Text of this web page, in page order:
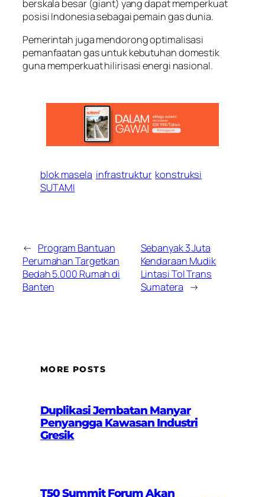
berskala besar (giant) yang dapat memperkuat
posisi Indonesia sebagai pemain gas dunia.
Pemerintah juga mendorong optimalisasi
pemanfaatan gas untuk kebutuhan domestik
guna memperkuat hilirisasi energi nasional.
blok masela infrastruktur konstruksi
SUTAMI
← Program Bantuan
Perumahan Targetkan
Bedah 5.000 Rumah di
Banten
Sebanyak 3 Juta
Kendaraan Mudik
Lintasi Tol Trans
Sumatera →
MORE POSTS
Duplikasi Jembatan Manyar
Penyangga Kawasan Industri
Gresik
T50 Summit Forum Akan